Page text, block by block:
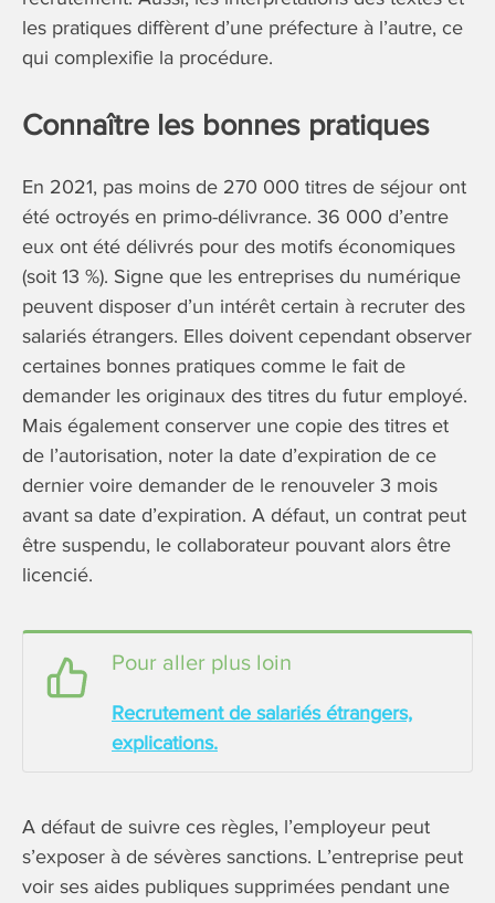
les pratiques diffèrent d’une préfecture à l’autre, ce
qui complexifie la procédure.
Connaître les bonnes pratiques
En 2021, pas moins de 270 000 titres de séjour ont
été octroyés en primo-délivrance. 36 000 d’entre
eux ont été délivrés pour des motifs économiques
(soit 13 %). Signe que les entreprises du numérique
peuvent disposer d’un intérêt certain à recruter des
salariés étrangers. Elles doivent cependant observer
certaines bonnes pratiques comme le fait de
demander les originaux des titres du futur employé.
Mais également conserver une copie des titres et
de l’autorisation, noter la date d’expiration de ce
dernier voire demander de le renouveler 3 mois
avant sa date d’expiration. A défaut, un contrat peut
être suspendu, le collaborateur pouvant alors être
licencié.
Pour aller plus loin
Recrutement de salariés étrangers,
explications.
A défaut de suivre ces règles, l’employeur peut
s’exposer à de sévères sanctions. L’entreprise peut
voir ses aides publiques supprimées pendant une